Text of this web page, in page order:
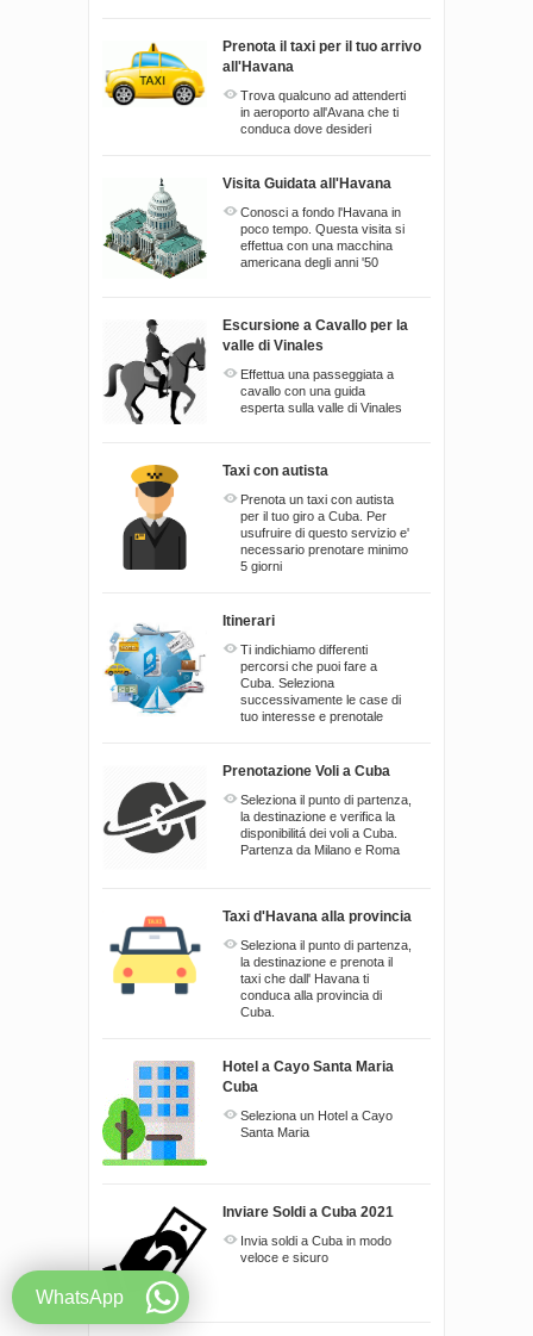
Prenota il taxi per il tuo arrivo
all'Havana
Trova qualcuno ad attenderti
in aeroporto all'Avana che ti
conduca dove desideri
Visita Guidata all'Havana
Conosci a fondo l'Havana in
poco tempo. Questa visita si
effettua con una macchina
americana degli anni '50
Escursione a Cavallo per la
valle di Vinales
Effettua una passeggiata a
cavallo con una guida
esperta sulla valle di Vinales
Taxi con autista
Prenota un taxi con autista
per il tuo giro a Cuba. Per
usufruire di questo servizio e'
necessario prenotare minimo
5 giorni
Itinerari
Ti indichiamo differenti
percorsi che puoi fare a
Cuba. Seleziona
successivamente le case di
tuo interesse e prenotale
Prenotazione Voli a Cuba
Seleziona il punto di partenza,
la destinazione e verifica la
disponibilitá dei voli a Cuba.
Partenza da Milano e Roma
Taxi d'Havana alla provincia
Seleziona il punto di partenza,
la destinazione e prenota il
taxi che dall' Havana ti
conduca alla provincia di
Cuba.
Hotel a Cayo Santa Maria
Cuba
Seleziona un Hotel a Cayo
Santa Maria
Inviare Soldi a Cuba 2021
Invia soldi a Cuba in modo
veloce e sicuro
WhatsApp